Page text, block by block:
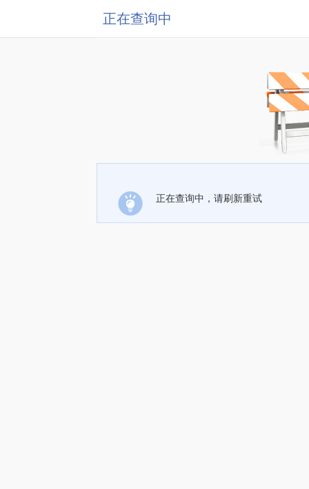
正在查询中
正在查询中，请刷新重试